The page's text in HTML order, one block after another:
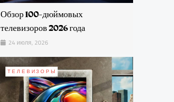
Обзор 100-дюймовых
телевизоров 2026 года
24 июля, 2026
ТЕЛЕВИЗОРЫ